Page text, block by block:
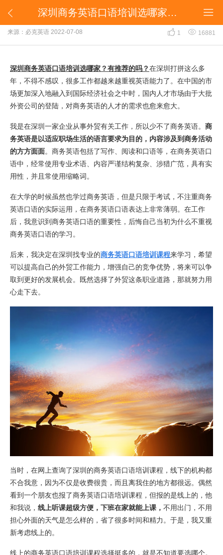
 
​深圳商务英语口语培训选哪家？有推荐的吗？
​深圳商务英语口语培训选哪家？有推荐的吗？
来源：必克英语 2022-07-08  1  16881
深圳商务英语口语培训选哪家？有推荐的吗？在深圳打拼这么多
年，不得不感叹，很多工作都越来越重视英语能力了。在中国的市
场更加深入地融入到国际经济社会之中时，国内人才市场由于大批
外资公司的登陆，对商务英语的人才的需求也愈来愈大。
我是在深圳一家企业从事外贸有关工作，所以少不了商务英语。 商
务英语是以适应职场生活的语言要求为目的，内容涉及到商务活动
的方方面面。商务英语包括了写作、阅读和口语等，在商务英语口
语中，经常使用专业术语、内容严谨结构复杂、涉猎广范，具有实
用性，并且常使用缩略词。
在大学的时候虽然也学过商务英语，但是只限于考试，不注重商务
英语口语的实际运用，在商务英语口语表达上非常薄弱。在工作
后，我意识到商务英语口语的重要性，后悔自己当初为什么不重视
商务英语口语的学习。
后来，我决定在深圳找专业的商务英语口语培训课程来学习，希望
可以提高自己的外贸工作能力，增强自己的竞争优势，将来可以争
取到更好的发展机会。既然选择了外贸这条职业道路，那就努力用
心走下去。
当时，在网上查询了深圳的商务英语口语培训课程，线下的机构都
不合我意，因为不仅是收费很贵，而且离我住的地方都很远。偶然
看到一个朋友也报了商务英语口语培训课程，但报的是线上的，他
和我说， 线上听课超级方便，下班在家就能上课， 不用出门，不用
担心外面的天气是怎么样的，省了很多时间和精力。于是，我又重
新考虑线上的。
线上的商务英语口语培训课程选择挺多的，就是不知道要选哪个。